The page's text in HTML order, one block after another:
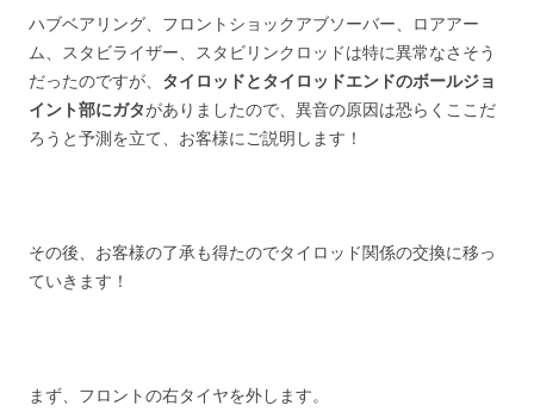
ハブベアリング、フロントショックアブソーバー、ロアアー
ム、スタビライザー、スタビリンクロッドは特に異常なさそう
だったのですが、 タイロッドとタイロッドエンドのボールジョ
イント部にガタがありましたので、異音の原因は恐らくここだ
ろうと予測を立て、お客様にご説明します！
その後、お客様の了承も得たのでタイロッド関係の交換に移っ
ていきます！
まず、フロントの右タイヤを外します。